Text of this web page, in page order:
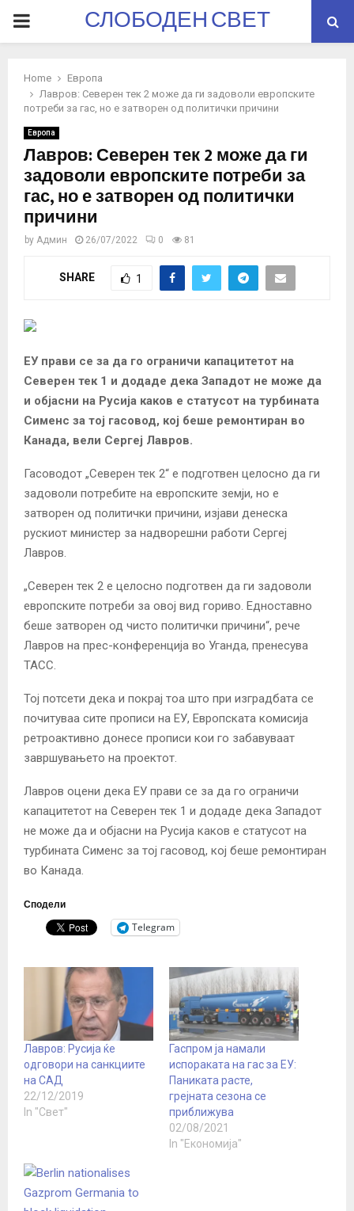
PRIMARYСЛОБОДЕН СВЕТ
Home
Европа
Лавров: Северен тек 2 може да ги задоволи европските
потреби за гас, но е затворен од политички причини
Европа
Лавров: Северен тек 2 може да ги
задоволи европските потреби за
гас, но е затворен од политички
причини
by Админ 26/07/2022 0 81
SHARE 1
ЕУ прави се за да го ограничи капацитетот на
Северен тек 1 и додаде дека Западот не може да
и објасни на Русија каков е статусот на турбината
Сименс за тој гасовод, кој беше ремонтиран во
Канада, вели Сергеј Лавров.
Гасоводот „Северен тек 2“ е подготвен целосно да ги
задоволи потребите на европските земји, но е
затворен од политички причини, изјави денеска
рускиот министер за надворешни работи Сергеј
Лавров.
„Северен тек 2 е целосно подготвен да ги задоволи
европските потреби за овој вид гориво. Едноставно
беше затворен од чисто политички причини“, рече
Лавров на прес-конференција во Уганда, пренесува
ТАСС.
Тој потсети дека и покрај тоа што при изградбата се
почитуваа сите прописи на ЕУ, Европската комисија
ретроактивно донесе прописи кои го забавуваат
завршувањето на проектот.
Лавров оцени дека ЕУ прави се за да го ограничи
капацитетот на Северен тек 1 и додаде дека Западот
не може да и објасни на Русија каков е статусот на
турбината Сименс за тој гасовод, кој беше ремонтиран
во Канада.
Сподели
Telegram
Лавров: Русија ќе
одговори на санкциите
на САД
22/12/2019
In "Свет"
Гаспром ја намали
испораката на гас за ЕУ:
Паниката расте,
грејната сезона се
приближува
02/08/2021
In "Економија"